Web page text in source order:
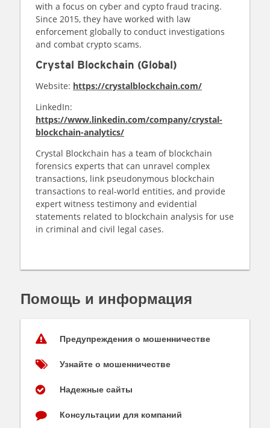
with a focus on cyber and cypto fraud tracing.
Since 2015, they have worked with law
enforcement globally to conduct investigations
and combat crypto scams.
Crystal Blockchain (Global)
Website: https://crystalblockchain.com/
LinkedIn:
https://www.linkedin.com/company/crystal-
blockchain-analytics/
Crystal Blockchain has a team of blockchain
forensics experts that can unravel complex
transactions, link pseudonymous blockchain
transactions to real-world entities, and provide
expert witness testimony and evidential
statements related to blockchain analysis for use
in criminal and civil legal cases.
Помощь и информация
Предупреждения о мошенничестве
Узнайте о мошенничестве
Надежные сайты
Консультации для компаний